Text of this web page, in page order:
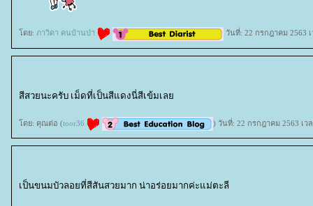
ดย: ภาวิดา คนบ้านป่า วันที่: 22 กรกฎาคม 2563
สีสวยนะครับ เม็ดที่เป็นสีแดงนี่สีเข้มเล
ดย: คุณต่อ (toor36 ) วันที่: 22 กรกฎาคม 2563 เว
เป็นขนมบัวลอยที่สีสันสวยมาก น่าอร่อยมากค่ะแม่ตะลี